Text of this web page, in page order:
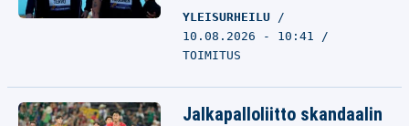
YLEISURHEILU
10.08.2026 - 10:41
TOIMITUS
Jalkapalloliitto skandaalin